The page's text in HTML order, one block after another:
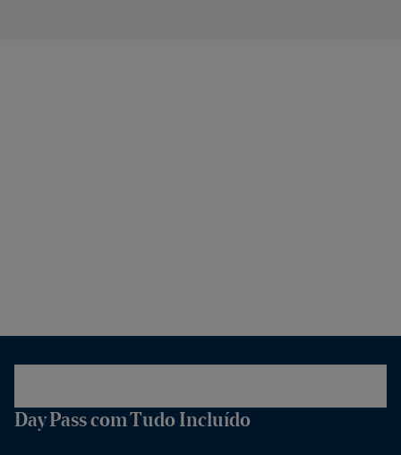
Day Pass com Tudo Incluído